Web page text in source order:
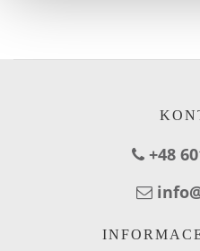
+48